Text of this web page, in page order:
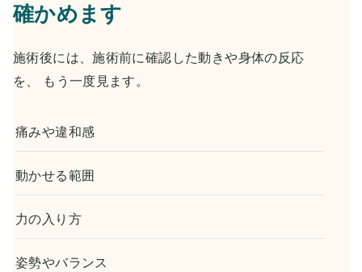
確かめます
施術後には、施術前に確認した動きや身体の反応
を、 もう一度見ます。
痛みや違和感
動かせる範囲
力の入り方
姿勢やバランス